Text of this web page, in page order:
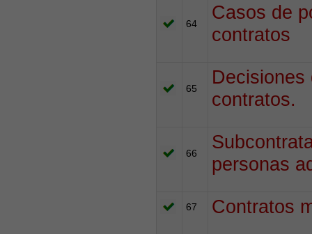
64
Casos de
contratos
65
Decisiones
contratos.
66
personas
67 Contratos